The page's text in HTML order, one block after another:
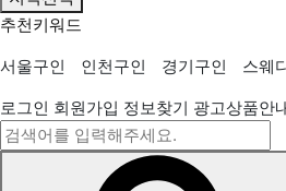
추천키워드
서울구인
인천구인 경기구인
스웨
로그인 회원가입 정보찾기 광고상품안